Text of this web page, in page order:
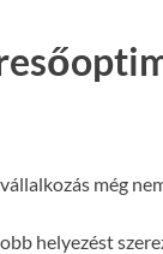
még
helyezést